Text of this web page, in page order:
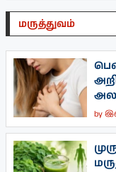
மருத்துவம்
by